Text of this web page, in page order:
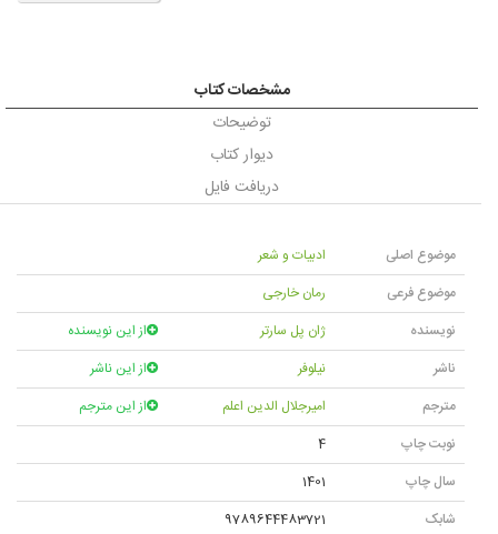
مشخصات کتاب
توضیحات
دیوار کتاب
دریافت فایل
موضوع اصلی
ادبیات و شعر
موضوع فرعی
رمان خارجی
نویسنده
ژان پل سارتر
از این نویسنده
ناشر
نیلوفر
از این ناشر
مترجم
امیرجلال الدین اعلم
از این مترجم
نوبت چاپ
4
سال چاپ
1401
شابک
9789644483721